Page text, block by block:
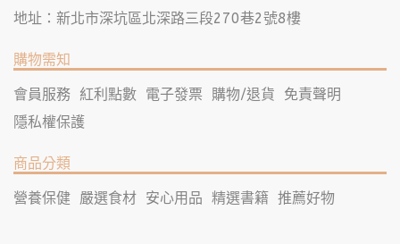
地址：新北市深坑區北深路三段270巷2號8樓
購物需知
會員服務 紅利點數 電子發票 購物/退貨
免責聲明
隱私權保護
商品分類
營養保健 嚴選食材 安心用品 精選書籍 推薦好物